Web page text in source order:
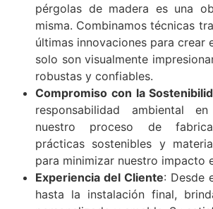
pérgolas de madera es una
misma. Combinamos técnicas
últimas innovaciones para crear
solo son visualmente
robustas y confiables.
Compromiso con la
responsabilidad ambiental
nuestro proceso de
prácticas sostenibles y
para minimizar nuestro impacto
Experiencia del Cliente: Desde
hasta la instalación final,